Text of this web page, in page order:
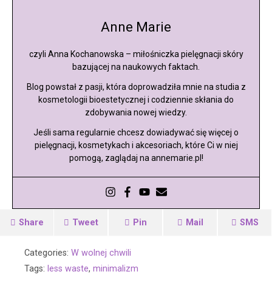
Anne Marie
czyli Anna Kochanowska – miłośniczka pielęgnacji skóry
bazującej na naukowych faktach.
Blog powstał z pasji, która doprowadziła mnie na studia z
kosmetologii bioestetycznej i codziennie skłania do
zdobywania nowej wiedzy.
Jeśli sama regularnie chcesz dowiadywać się więcej o
pielęgnacji, kosmetykach i akcesoriach, które Ci w niej
pomogą, zaglądaj na annemarie.pl!
Share Tweet Pin Mail SMS
Categories: W wolnej chwili
Tags: less waste, minimalizm